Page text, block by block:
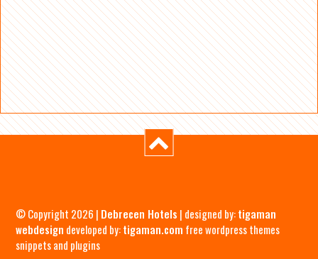
© Copyright 2026 | Debrecen Hotels | designed by:tigaman
webdesign developed by:tigaman.com free wordpress themes
snippets and plugins